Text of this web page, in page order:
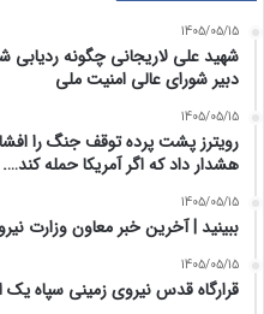
1405/05/15
شهید علی لاریجانی چگونه ردیابی
دبیر شورای عالی امنیت ملی
1405/05/15
رویترز پشت پرده توقف جنگ را
هشدار داد که اگر آمریکا حمله کند….
1405/05/15
ببینید | آخرین خبر معاون وزارت
1405/05/15
قرارگاه قدس نیروی زمینی سپاه یک